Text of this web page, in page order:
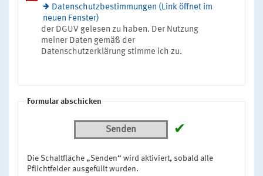
Datenschutzbestimmungen (Link öffnet im
neuen Fenster)
der DGUV gelesen zu haben. Der Nutzung
meiner Daten gemäß der
Datenschutzerklärung stimme ich zu.
Formular abschicken
Senden ✔
Die Schaltfläche „Senden“ wird aktiviert, sobald alle
Pflichtfelder ausgefüllt wurden.